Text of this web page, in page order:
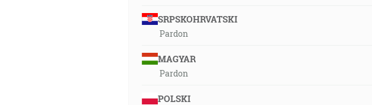
SRPSKOHRVATSKI
Pardon
MAGYAR
Pardon
POLSKI